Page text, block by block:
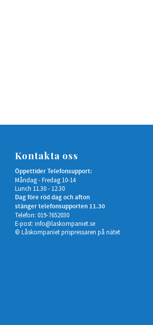
Kontakta oss
Öppettider Telefonsupport:
Måndag - Fredag 10-14
Lunch 11.30 - 12.30
Dag före röd dag och afton
stänger telefonsupporten 11.30
Telefon: 019-7652030
E-post: info@laskompaniet.se
© Låskompaniet prispressaren på nätet